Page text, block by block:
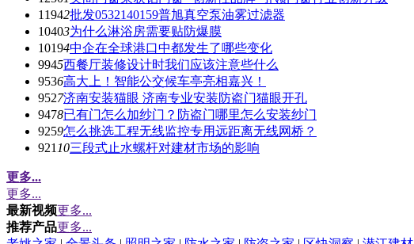
11942批发0532140159普旭真空泵油雾过滤器
10403为什么淋浴房需要贴防爆膜
10194中企在全球港口中都发生了哪些变化
9945西餐厅装修设计时我们应该注意些什么
9536高大上！智能公交候车亭亮相嘉兴！
9527济南安装猫眼 济南专业安装防盗门猫眼开孔
9478已有门怎么加纱门？防盗门哪里怎么安装纱门
9259怎么挑选工程无线监控专用远距离无线网桥？
921 10三段式止水螺杆对建材市场的影响
更多...
更多...
最新视频更多...
推荐产品更多...